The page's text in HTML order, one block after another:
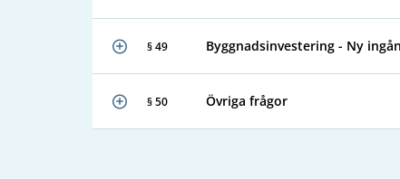
§ 49 Byggnadsinvestering - Ny
§ 50 Övriga frågor